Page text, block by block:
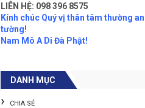
LIÊN HỆ: 098 396 8575
Kính chúc Quý vị thân tâm thường
tường!
Nam Mô A Di Đà Phật!
DANH MỤC
CHIA SẺ